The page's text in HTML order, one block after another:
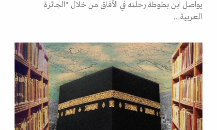
يواصل ابن بطوطة رحلته في الآفاق من خلال "الجائزة
العربية…